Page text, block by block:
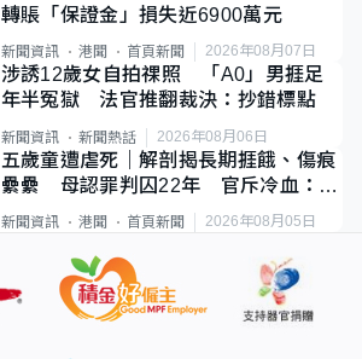
轉賬「保證金」損失近6900萬元
新聞資訊 港聞 首頁新聞 2026年08月07日
涉誘12歲女自拍祼照 「A0」男捱足
年半冤獄 法官推翻裁決：抄錯標點
新聞資訊 新聞熱話 2026年08月06日
五歲童遭虐死｜解剖揭長期捱餓、傷痕
纍纍 母認罪判囚22年 官斥冷血：同
類案最惡劣
新聞資訊 港聞 首頁新聞 2026年08月05日